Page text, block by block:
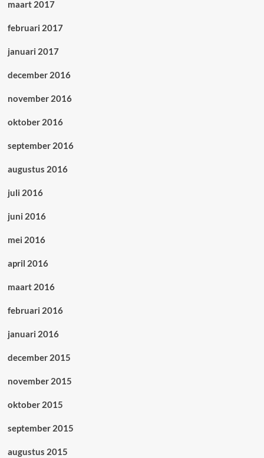
maart 2017
februari 2017
januari 2017
december 2016
november 2016
oktober 2016
september 2016
augustus 2016
juli 2016
juni 2016
mei 2016
april 2016
maart 2016
februari 2016
januari 2016
december 2015
november 2015
oktober 2015
september 2015
augustus 2015